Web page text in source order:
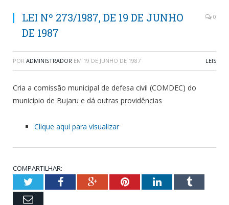
LEI Nº 273/1987, DE 19 DE JUNHO
DE 1987
0
POR ADMINISTRADOR EM 19 DE JUNHO DE 1987 LEIS
Cria a comissão municipal de defesa civil (COMDEC) do
município de Bujaru e dá outras providências
Clique aqui para visualizar
COMPARTILHAR:
TwitterFacebookGoogle+PinterestLinkedInTumblr
Email